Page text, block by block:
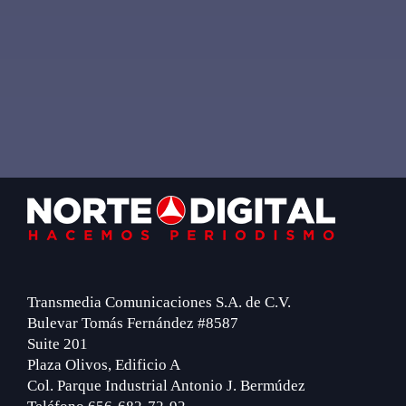
Footer
Transmedia Comunicaciones S.A. de C.V.
Bulevar Tomás Fernández #8587
Suite 201
Plaza Olivos, Edificio A
Col. Parque Industrial Antonio J. Bermúdez